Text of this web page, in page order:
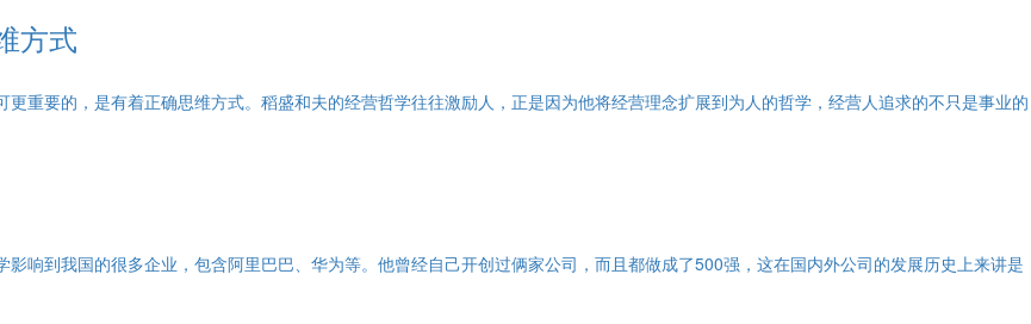
方式
重要的，是有着正确思维方式。稻盛和夫的经营哲学往往激励人，正是因为他将经营理念扩展到为人的哲学，经营人追求的不只是事业的
响到我国的很多企业，包含阿里巴巴、华为等。他曾经自己开创过俩家公司，而且都做成了500强，这在国内外公司的发展历史上来讲是